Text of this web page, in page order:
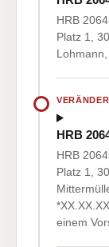
HRB
Platz 1,
HRB
HRB
Platz 1,
einem